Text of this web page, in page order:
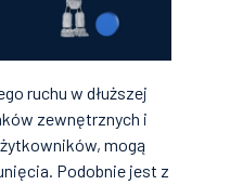
ruchu w dłuższej
zewnętrznych i
mogą
Podobnie jest z